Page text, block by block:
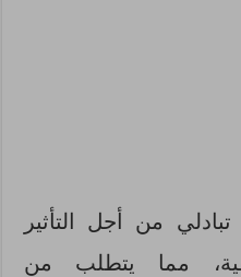
من أجل التأثير
مما يتطلب من